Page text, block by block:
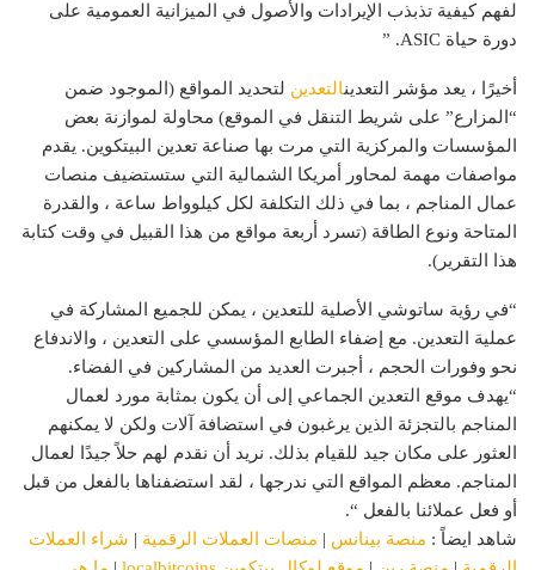
لفهم كيفية تذبذب الإيرادات والأصول في الميزانية العمومية على
دورة حياة ASIC. ”
أخيرًا ، يعد مؤشر التعدينالتعدين لتحديد المواقع (الموجود ضمن
“المزارع” على شريط التنقل في الموقع) محاولة لموازنة بعض
المؤسسات والمركزية التي مرت بها صناعة تعدين البيتكوين. يقدم
مواصفات مهمة لمحاور أمريكا الشمالية التي ستستضيف منصات
عمال المناجم ، بما في ذلك التكلفة لكل كيلوواط ساعة ، والقدرة
المتاحة ونوع الطاقة (تسرد أربعة مواقع من هذا القبيل في وقت كتابة
هذا التقرير).
“في رؤية ساتوشي الأصلية للتعدين ، يمكن للجميع المشاركة في
عملية التعدين. مع إضفاء الطابع المؤسسي على التعدين ، والاندفاع
نحو وفورات الحجم ، أجبرت العديد من المشاركين في الفضاء.
“يهدف موقع التعدين الجماعي إلى أن يكون بمثابة مورد لعمال
المناجم بالتجزئة الذين يرغبون في استضافة آلات ولكن لا يمكنهم
العثور على مكان جيد للقيام بذلك. نريد أن نقدم لهم حلاً جيدًا لعمال
المناجم. معظم المواقع التي ندرجها ، لقد استضفناها بالفعل من قبل
أو فعل عملائنا بالفعل “.
شاهد ايضاً : منصة بينانس | منصات العملات الرقمية | شراء العملات